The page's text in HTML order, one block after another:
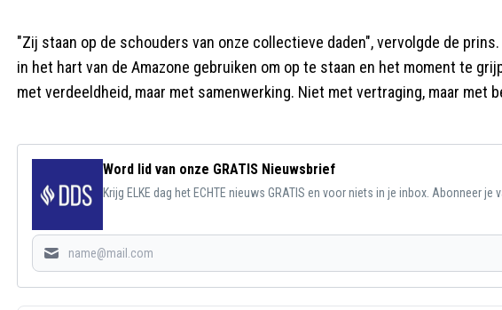
"Zij staan op de schouders van onze collectieve daden", vervolgde de
in het hart van de Amazone gebruiken om op te staan en het moment te
met verdeeldheid, maar met samenwerking. Niet met vertraging, maar met
Word lid van onze GRATIS Nieuwsbrief
Krijg ELKE dag het ECHTE nieuws GRATIS en voor niets in je inbox. Abonneer je